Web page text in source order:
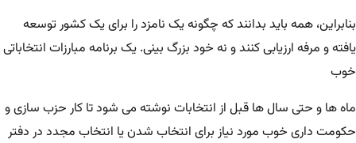
بنابراین، همه باید بدانند که چگونه یک نامزد را برای یک کشور توسعه
یافته و مرفه ارزیابی کنند و نه خود بزرگ بینی. یک برنامه مبارزات انتخاباتی
خوب
ماه ها و حتی سال ها قبل از انتخابات نوشته می شود تا کار حزب سازی و
حکومت داری خوب مورد نیاز برای انتخاب شدن یا انتخاب مجدد در دفتر